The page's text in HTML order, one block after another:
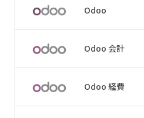
Odoo
Odoo 会計
Odoo 経費